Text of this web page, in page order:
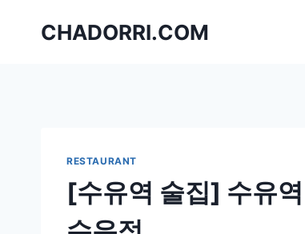
CHADORRI.COM
RESTAURANT
[수유역 술집] 수유